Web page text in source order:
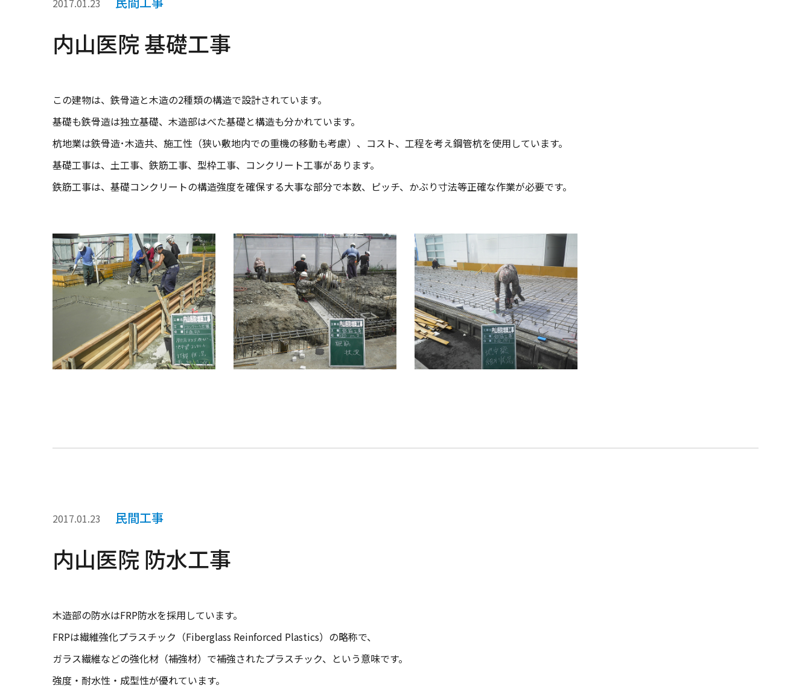
2017.01.23
内山医院 基礎工事
この建物は、鉄骨造と木造の2種類の構造で設計されています。
基礎も鉄骨造は独立基礎、木造部はべた基礎と構造も分かれています。
杭地業は鉄骨造･木造共、施工性（狭い敷地内での重機の移動も考慮）、コスト、工程を考え鋼管杭を使用しています。
基礎工事は、土工事、鉄筋工事、型枠工事、コンクリート工事があります。
鉄筋工事は、基礎コンクリートの構造強度を確保する大事な部分で本数、ピッチ、かぶり寸法等正確な作業が必要です。
2017.01.23 民間工事
内山医院 防水工事
木造部の防水はFRP防水を採用しています。
FRPは繊維強化プラスチック（Fiberglass Reinforced Plastics）の略称で、
ガラス繊維などの強化材（補強材）で補強されたプラスチック、という意味です。
強度・耐水性・成型性が優れています。